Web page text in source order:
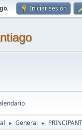
. Iniciar sesión
► General ►